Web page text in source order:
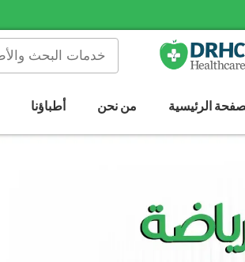
الرئيسية من نحن أطباؤنا